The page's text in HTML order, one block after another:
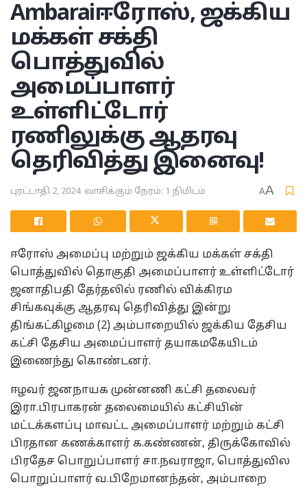
Ambaraiஈரோஸ், ஜக்கிய
மக்கள் சக்தி
பொத்துவில்
அமைப்பாளர்
உள்ளிட்டோர்
ரணிலுக்கு ஆதரவு
தெரிவித்து இனைவு!
புரட்டாதி 2, 2024 வாசிக்கும் நேரம்: 1 நிமிடம் AA
ஈரோஸ் அமைப்பு மற்றும் ஜக்கிய மக்கள் சக்தி
பொத்துவில் தொகுதி அமைப்பாளர் உள்ளிட்டோர்
ஜனாதிபதி தேர்தலில் ரணில் விக்கிரம
சிங்கவுக்கு ஆதரவு தெரிவித்து இன்று
திங்கட்கிழமை (2) அம்பாறையில் ஜக்கிய தேசிய
கட்சி தேசிய அமைப்பாளர் தயாகமகேயிடம்
இணைந்து கொண்டனர்.
ஈழவர் ஜனநாயக முன்னணி கட்சி தலைவர்
இரா.பிரபாகரன் தலைமையில் கட்சியின்
மட்டக்களப்பு மாவட்ட அமைப்பாளர் மற்றும் கட்சி
பிரதான கணக்காளர் க.கண்ணன், திருக்கோவில்
பிரதேச பொறுப்பாளர் சா.நவராஜா, பொத்துவில
பொறுப்பாளர் வ.பிறேமானந்தன், அம்பாறை